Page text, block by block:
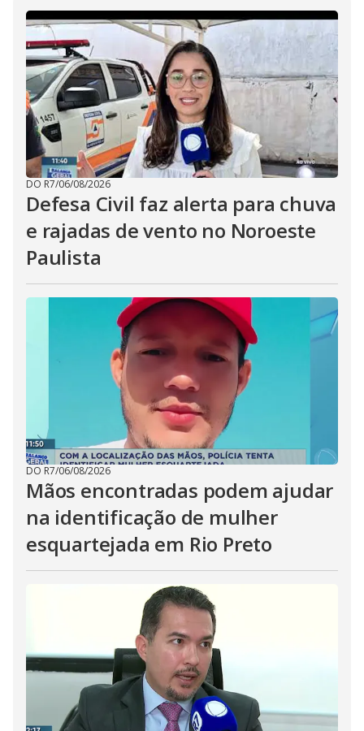
DO R7/06/08/2026
Defesa Civil faz alerta para chuva
e rajadas de vento no Noroeste
Paulista
DO R7/06/08/2026
Mãos encontradas podem ajudar
na identificação de mulher
esquartejada em Rio Preto